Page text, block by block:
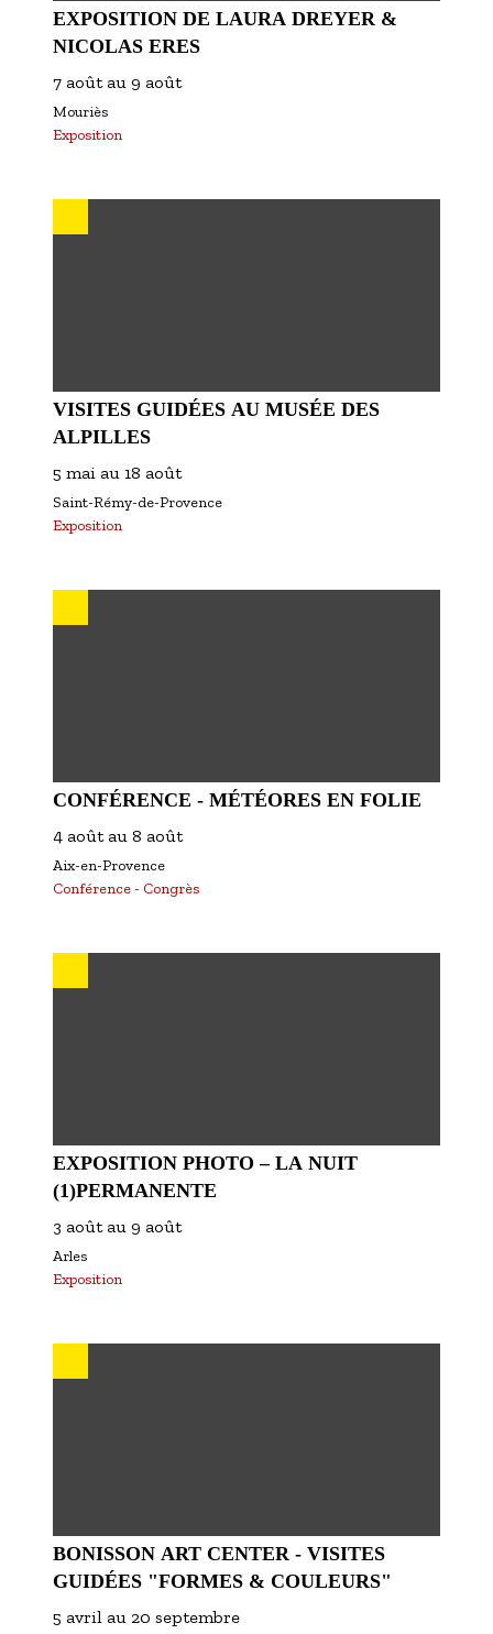
EXPOSITION DE LAURA DREYER &
NICOLAS ERES
7 août au 9 août
Mouriès
Exposition
VISITES GUIDÉES AU MUSÉE DES
ALPILLES
5 mai au 18 août
Saint-Rémy-de-Provence
Exposition
CONFÉRENCE - MÉTÉORES EN FOLIE
4 août au 8 août
Aix-en-Provence
Conférence - Congrès
EXPOSITION PHOTO – LA NUIT
(1)PERMANENTE
3 août au 9 août
Arles
Exposition
BONISSON ART CENTER - VISITES
GUIDÉES "FORMES & COULEURS"
5 avril au 20 septembre